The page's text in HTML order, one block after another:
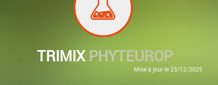
TRIMIXPHYTEUROP
Mise à jour le 23/12/2025